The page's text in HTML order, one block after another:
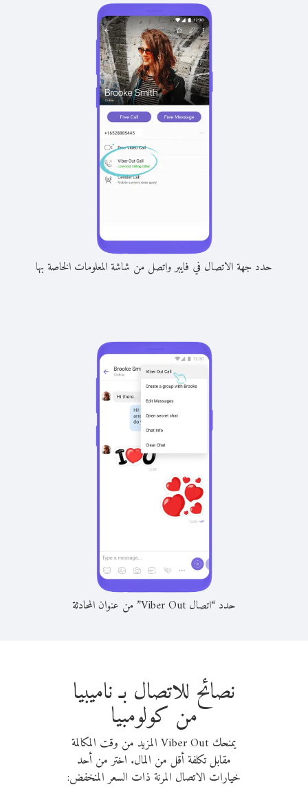
حدد جهة الاتصال في فايبر واتصل من شاشة المعلومات الخاصة بها
حدد “اتصال Viber Out” من عنوان المحادثة
نصائح للاتصال بـ ناميبيا
من كولومبيا
يمنحك Viber Out المزيد من وقت المكالمة
مقابل تكلفة أقل من المال. اختر من أحد
خيارات الاتصال المرنة ذات السعر المنخفض: